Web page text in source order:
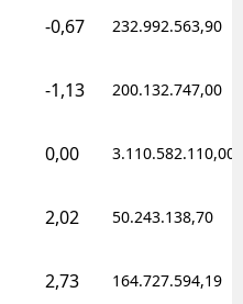
-0,67 232.992.563,90
-1,13 200.132.747,00
0,00 3.110.582.110,00
2,02 50.243.138,70
2,73 164.727.594,19